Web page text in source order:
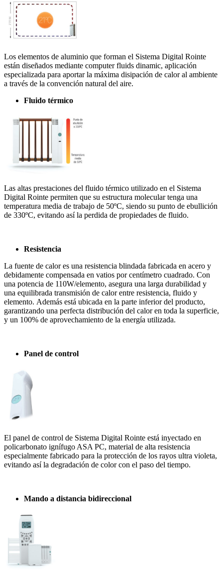
Los elementos de aluminio que forman el Sistema Digital Rointe
están diseñados mediante computer fluids dinamic, aplicación
especializada para aportar la máxima disipación de calor al ambiente
a través de la convención natural del aire.
Fluido térmico
Las altas prestaciones del fluido térmico utilizado en el Sistema
Digital Rointe permiten que su estructura molecular tenga una
temperatura media de trabajo de 50ºC, siendo su punto de ebullición
de 330ºC, evitando así la perdida de propiedades de fluido.
Resistencia
La fuente de calor es una resistencia blindada fabricada en acero y
debidamente compensada en vatios por centímetro cuadrado. Con
una potencia de 110W/elemento, asegura una larga durabilidad y
una equilibrada transmisión de calor entre resistencia, fluido y
elemento. Además está ubicada en la parte inferior del producto,
garantizando una perfecta distribución del calor en toda la superficie,
y un 100% de aprovechamiento de la energía utilizada.
Panel de control
El panel de control de Sistema Digital Rointe está inyectado en
policarbonato ignífugo ASA PC, material de alta resistencia
especialmente fabricado para la protección de los rayos ultra violeta,
evitando así la degradación de color con el paso del tiempo.
Mando a distancia bidireccional